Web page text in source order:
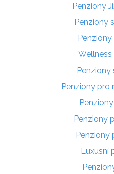
Penziony
Penziony
Penziony
Penziony pro
Penziony
Penziony
Luxusní